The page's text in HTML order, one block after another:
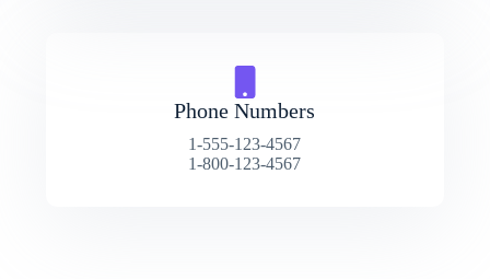
Phone Numbers
1-555-123-4567
1-800-123-4567